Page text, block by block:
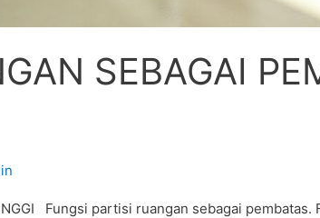
SEBAGAI
Fungsi partisi ruangan sebagai